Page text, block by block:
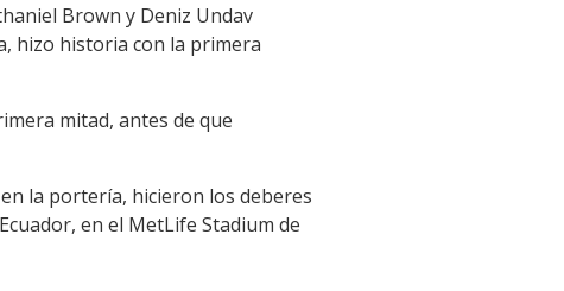
Brown y Deniz Undav
hizo historia con la primera
mitad, antes de que
la portería, hicieron los deberes
en el MetLife Stadium de